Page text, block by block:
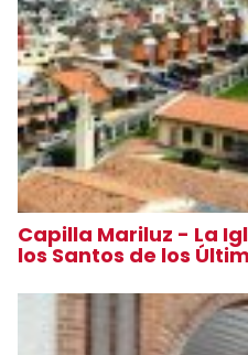
Capilla Mariluz - La
los Santos de los